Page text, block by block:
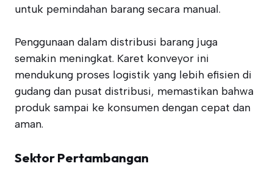
untuk pemindahan barang secara manual.
Penggunaan dalam distribusi barang juga
semakin meningkat. Karet konveyor ini
mendukung proses logistik yang lebih efisien di
gudang dan pusat distribusi, memastikan bahwa
produk sampai ke konsumen dengan cepat dan
aman.
Sektor Pertambangan